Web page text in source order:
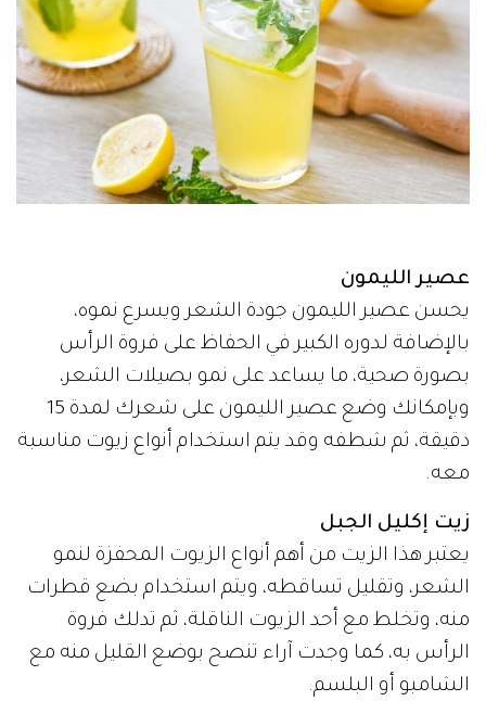
عصير الليمون
يحسن عصير الليمون جودة الشعر ويسرع نموه،
بالإضافة لدوره الكبير في الحفاظ على فروة الرأس
بصورة صحية، ما يساعد على نمو بصيلات الشعر،
وبإمكانك وضع عصير الليمون على شعرك لمدة 15
دقيقة، ثم شطفه وقد يتم استخدام أنواع زيوت مناسبة
معه.
زيت إكليل الجبل
يعتبر هذا الزيت من أهم أنواع الزيوت المحفزة لنمو
الشعر، وتقليل تساقطه، ويتم استخدام بضع قطرات
منه، وتخلط مع أحد الزيوت الناقلة، ثم تدلك فروة
الرأس به، كما وجدت آراء تنصح بوضع القليل منه مع
الشامبو أو البلسم.